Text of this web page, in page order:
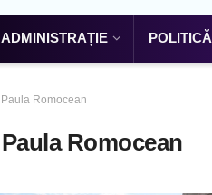
ADMINISTRAȚIE POLITICĂ
Paula Romocean
Paula Romocean